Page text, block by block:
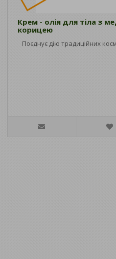
Крем - олія для тіла з
корицею
Поєднує дію традиційних